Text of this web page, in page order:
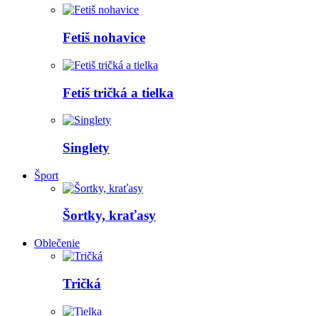
Fetiš nohavice
Fetiš tričká a tielka
Singlety
Šport
Šortky, kraťasy
Oblečenie
Tričká